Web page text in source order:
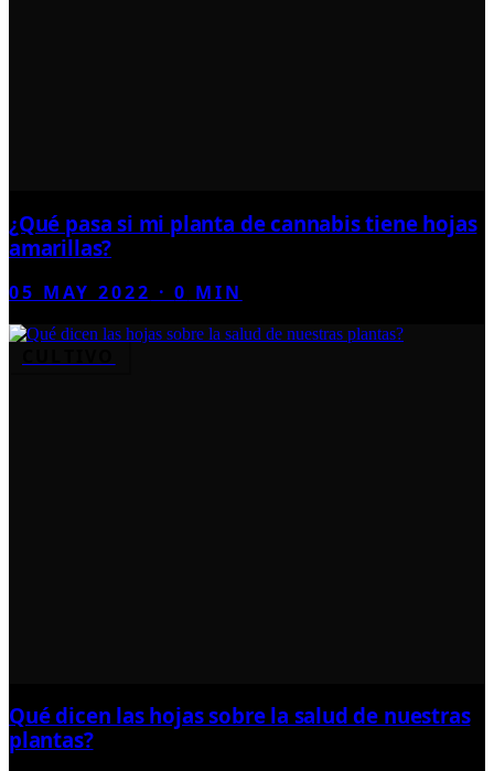
¿Qué pasa si mi planta de cannabis tiene hojas
amarillas?
05 MAY 2022 ·0 MIN
Qué dicen las hojas sobre la salud de nuestras
plantas?